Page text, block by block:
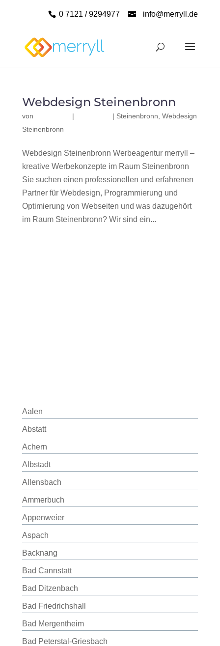
0 7121 / 9294977 info@merryll.de
Webdesign Steinenbronn
von | | Steinenbronn Webdesign
Steinenbronn
Webdesign Steinenbronn Werbeagentur merryll –
kreative Werbekonzepte im Raum Steinenbronn
Sie suchen einen professionellen und erfahrenen
Partner für Webdesign, Programmierung und
Optimierung von Webseiten und was dazugehört
im Raum Steinenbronn? Wir sind ein...
Aalen
Abstatt
Achern
Albstadt
Allensbach
Ammerbuch
Appenweier
Aspach
Backnang
Bad Cannstatt
Bad Ditzenbach
Bad Friedrichshall
Bad Mergentheim
Bad Peterstal-Griesbach